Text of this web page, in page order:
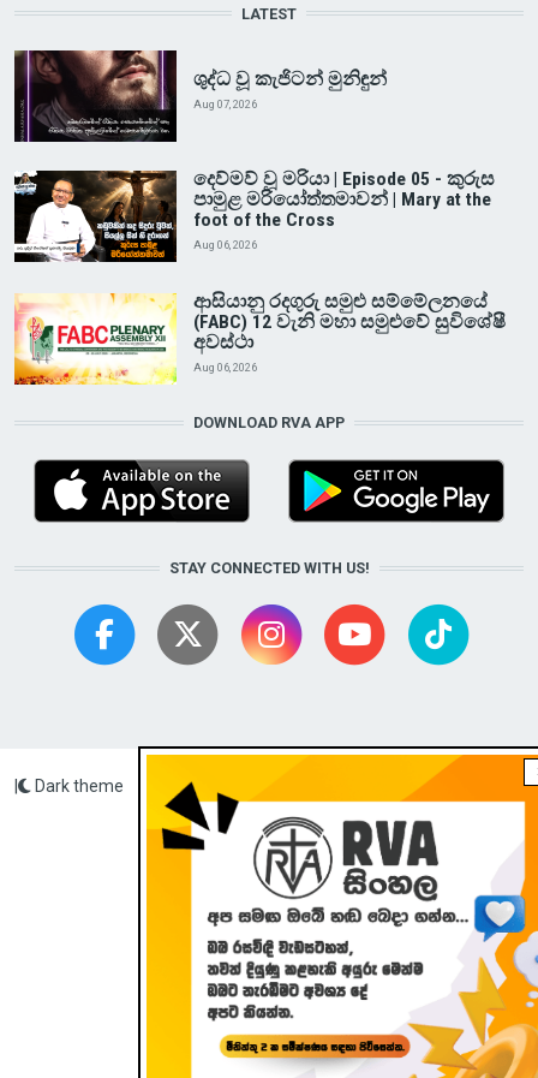
LATEST
ශුද්ධ වූ කැජිටන් මුනිඳුන්
Aug 07, 2026
දෙව්මව් වූ මරියා | Episode 05 - කුරුස
පාමුළ මරියෝත්තමාවන් | Mary at the
foot of the Cross
Aug 06, 2026
ආසියානු රදගුරු සමුළු සම්මේලනයේ
(FABC) 12 වැනි මහා සමුළුවේ සුවිශේෂී
අවස්ථා
Aug 06, 2026
DOWNLOAD RVA APP
STAY CONNECTED WITH US!
Radio Veritas Asia © 2023
Dark theme